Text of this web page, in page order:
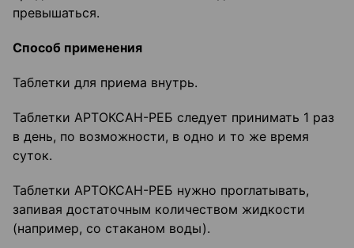
превышаться.
Способ применения
Таблетки для приема внутрь.
Таблетки АРТОКСАН-РЕБ следует принимать 1 раз
в день, по возможности, в одно и то же время
суток.
Таблетки АРТОКСАН-РЕБ нужно проглатывать,
запивая достаточным количеством жидкости
(например, со стаканом воды).